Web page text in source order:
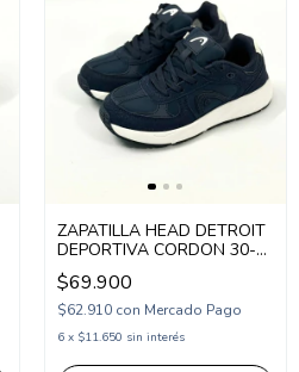
ZAPATILLA HEAD DETROIT
DEPORTIVA CORDON 30-
42 AZUL (HADETRO/1AZ)
$69.900
$62.910 con Mercado Pago
6 x $11.650 sin interés